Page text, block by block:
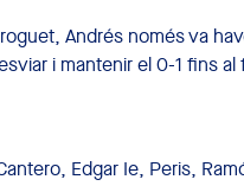
Andrés només va
i mantenir el 0-1 fins
Edgar Ie, Peris,